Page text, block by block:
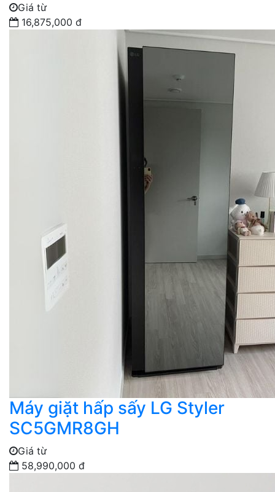
Giá từ
16,875,000 đ
Máy giặt hấp sấy LG Styler
SC5GMR8GH
Giá từ
58,990,000 đ